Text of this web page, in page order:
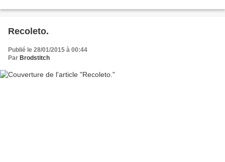
Recoleto.
Publié le 28/01/2015 à 00:44
Par Brodstitch